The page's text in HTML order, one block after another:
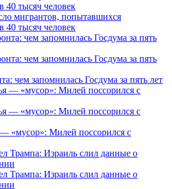
мигрантов, попытавшихся
40 тысяч человек
чем запомнилась Госдума за пять лет
«мусор»: Милей поссорился с